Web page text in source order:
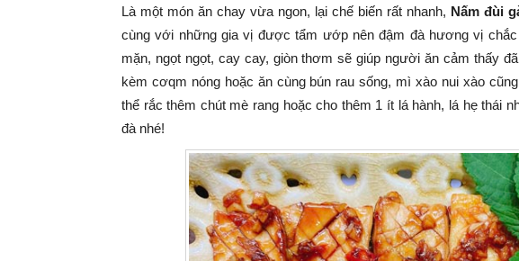
Là một món ăn chay vừa ngon, lại chế biến rất nhanh, Nấm đùi
cùng với những gia vị được tẩm ướp nên đậm đà hương vị
mặn, ngọt ngọt, cay cay, giòn thơm sẽ giúp người ăn cảm thấy
kèm cơqm nóng hoặc ăn cùng bún rau sống, mì xào nui xào
thể rắc thêm chút mè rang hoặc cho thêm 1 ít lá hành, lá hẹ thái
đà nhé!